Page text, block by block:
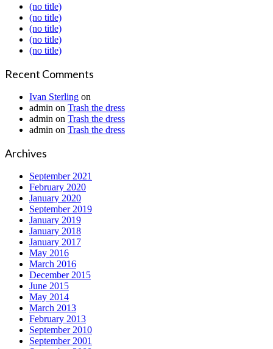
(no title)
(no title)
(no title)
(no title)
(no title)
Recent Comments
Ivan Sterling on
admin on Trash the dress
admin on Trash the dress
admin on Trash the dress
Archives
September 2021
February 2020
January 2020
September 2019
January 2019
January 2018
January 2017
May 2016
March 2016
December 2015
June 2015
May 2014
March 2013
February 2013
September 2010
September 2001